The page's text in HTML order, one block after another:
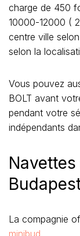
charge de 450
10000-12000 (
centre ville
selon la
Vous pouvez
BOLT avant
pendant votre
indépendants
La compagnie